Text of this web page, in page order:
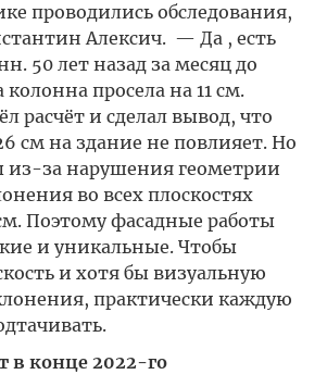
проводились обследования,
Алексич. — Да , есть
50 лет назад за месяц до
просела на 11 см.
расчёт и сделал вывод, что
см на здание не повлияет. Но
из-за нарушения геометрии
во всех плоскостях
Поэтому фасадные работы
и уникальные. Чтобы
и хотя бы визуальную
практически каждую
в конце 2022-го